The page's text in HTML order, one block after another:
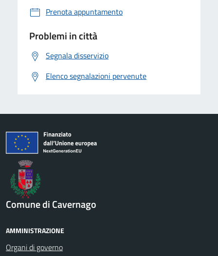
Prenota appuntamento
Problemi in città
Segnala disservizio
Elenco segnalazioni pervenute
Comune di Cavernago
AMMINISTRAZIONE
Organi di governo